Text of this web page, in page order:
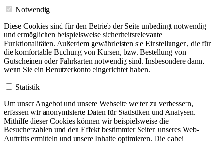
Notwendig
Diese Cookies sind für den Betrieb der Seite unbedingt notwendig
und ermöglichen beispielsweise sicherheitsrelevante
Funktionalitäten. Außerdem gewährleisten sie Einstellungen, die für
die komfortable Buchung von Kursen, bzw. Bestellung von
Gutscheinen oder Fahrkarten notwendig sind. Insbesondere dann,
wenn Sie ein Benutzerkonto eingerichtet haben.
Statistik
Um unser Angebot und unsere Webseite weiter zu verbessern,
erfassen wir anonymisierte Daten für Statistiken und Analysen.
Mithilfe dieser Cookies können wir beispielsweise die
Besucherzahlen und den Effekt bestimmter Seiten unseres Web-
Auftritts ermitteln und unsere Inhalte optimieren. Die dabei